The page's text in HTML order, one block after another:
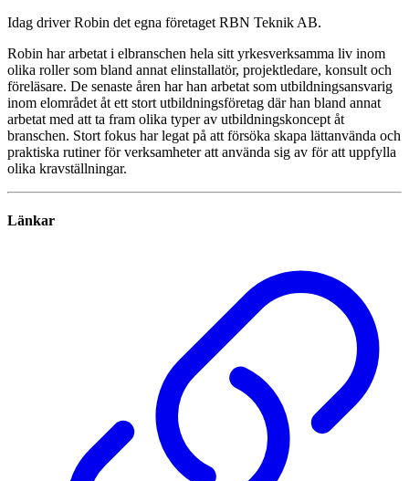
Idag driver Robin det egna företaget RBN Teknik AB.
Robin har arbetat i elbranschen hela sitt yrkesverksamma liv inom
olika roller som bland annat elinstallatör, projektledare, konsult och
föreläsare. De senaste åren har han arbetat som utbildningsansvarig
inom elområdet åt ett stort utbildningsföretag där han bland annat
arbetat med att ta fram olika typer av utbildningskoncept åt
branschen. Stort fokus har legat på att försöka skapa lättanvända och
praktiska rutiner för verksamheter att använda sig av för att uppfylla
olika kravställningar.
Länkar